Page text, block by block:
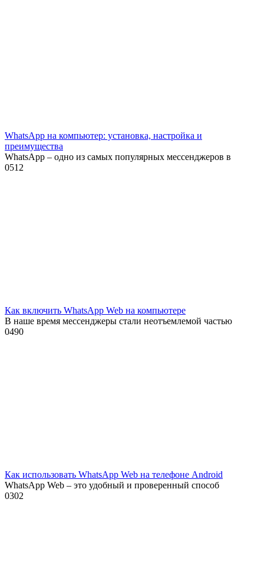
WhatsApp на компьютер: установка, настройка и
преимущества
WhatsApp – одно из самых популярных мессенджеров в
0512
Как включить WhatsApp Web на компьютере
В наше время мессенджеры стали неотъемлемой частью
0490
Как использовать WhatsApp Web на телефоне Android
WhatsApp Web – это удобный и проверенный способ
0302